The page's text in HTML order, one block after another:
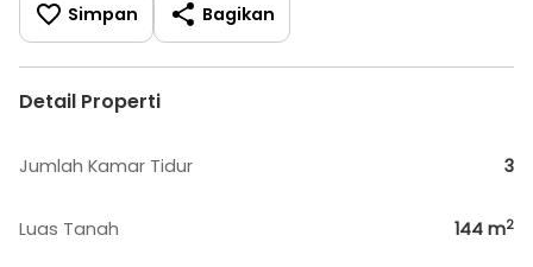
Simpan Bagikan
Detail Properti
Jumlah Kamar Tidur 3
Luas Tanah 144 m2